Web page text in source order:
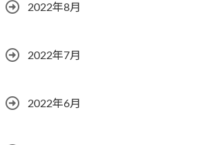
2022年8月
2022年7月
2022年6月